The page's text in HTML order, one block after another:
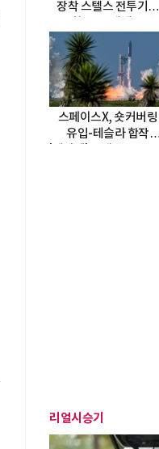
장착 스텔스 전투기로
스페이스X, 숏커버링
유입-테슬라 합작
리얼시승기